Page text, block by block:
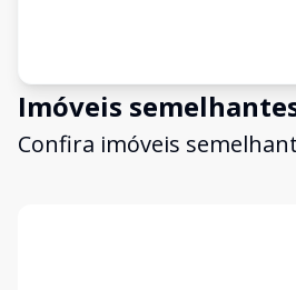
Imóveis
Confira imóveis